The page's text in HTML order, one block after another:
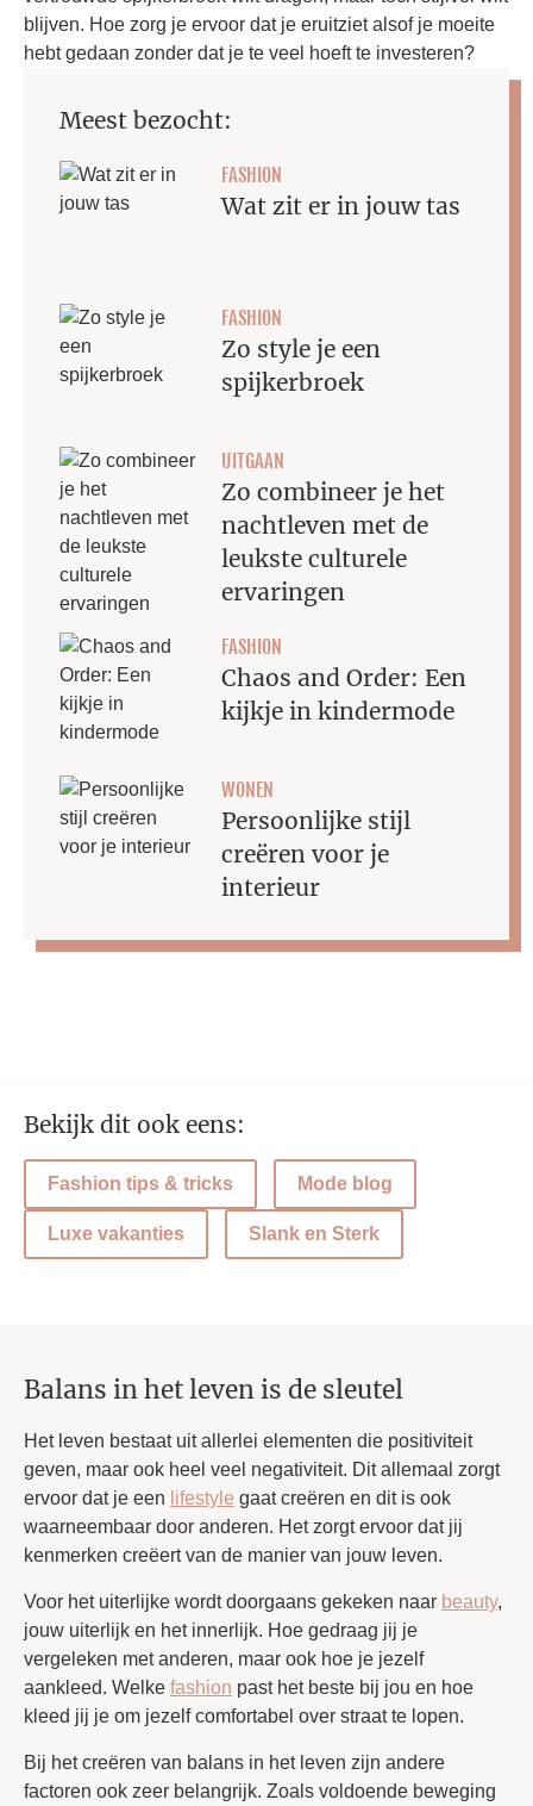
blijven. Hoe zorg je ervoor dat je eruitziet alsof je moeite
hebt gedaan zonder dat je te veel hoeft te investeren?
Meest bezocht:
FASHION
Wat zit er in jouw tas
FASHION
Zo style je een
spijkerbroek
UITGAAN
Zo combineer je het
nachtleven met de
leukste culturele
ervaringen
FASHION
Chaos and Order: Een
kijkje in kindermode
WONEN
Persoonlijke stijl
creëren voor je
interieur
Bekijk dit ook eens:
Fashion tips & tricks Mode blog
Luxe vakanties Slank en Sterk
Balans in het leven is de sleutel
Het leven bestaat uit allerlei elementen die positiviteit
geven, maar ook heel veel negativiteit. Dit allemaal zorgt
ervoor dat je een lifestyle gaat creëren en dit is ook
waarneembaar door anderen. Het zorgt ervoor dat jij
kenmerken creëert van de manier van jouw leven.
Voor het uiterlijke wordt doorgaans gekeken naar beauty,
jouw uiterlijk en het innerlijk. Hoe gedraag jij je
vergeleken met anderen, maar ook hoe je jezelf
aankleed. Welke fashion past het beste bij jou en hoe
kleed jij je om jezelf comfortabel over straat te lopen.
Bij het creëren van balans in het leven zijn andere
factoren ook zeer belangrijk. Zoals voldoende beweging